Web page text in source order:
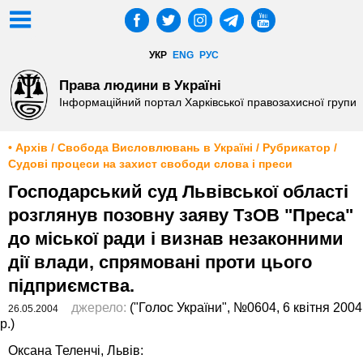
УКР ENG РУС
Права людини в Україні
Інформаційний портал Харківської правозахисної групи
• Архів / Свобода Висловлювань в Україні / Рубрикатор /
Судові процеси на захист свободи слова і преси
Господарський суд Львівської області
розглянув позовну заяву ТзОВ "Преса"
до міської ради і визнав незаконними
дії влади, спрямовані проти цього
підприємства.
26.05.2004 джерело: ("Голос України", №0604, 6 квітня 2004
р.)
Оксана Теленчі, Львів: